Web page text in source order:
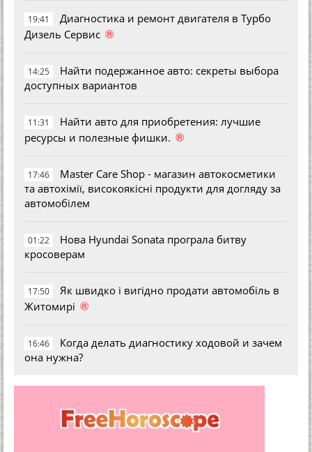
19:41
Диагностика и ремонт двигателя в Турбо
Дизель Сервис ®
14:25
Найти подержанное авто: секреты выбора
доступных вариантов
11:31
Найти авто для приобретения: лучшие
ресурсы и полезные фишки. ®
17:46
Master Care Shop - магазин автокосметики
та автохімії, високоякісні продукти для догляду за
автомобілем
01:22
Нова Hyundai Sonata програла битву
кросоверам
17:50
Як швидко і вигідно продати автомобіль в
Житомирі ®
16:46
Когда делать диагностику ходовой и зачем
она нужна?